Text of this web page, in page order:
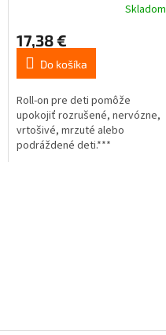
Skladom
17,38 €
Do košíka
Roll-on pre deti pomôže
upokojiť rozrušené, nervózne,
vrtošivé, mrzuté alebo
podráždené deti.***